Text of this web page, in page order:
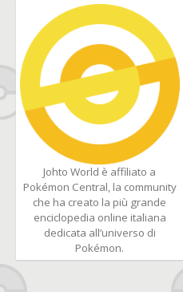
Johto World è affiliato a
Pokémon Central, la community
che ha creato la più grande
enciclopedia online italiana
dedicata all’universo di
Pokémon.